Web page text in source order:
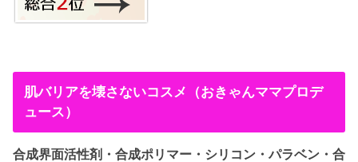
肌バリアを壊さないコスメ（おきゃんママプロデ
ュース）
合成界面活性剤・合成ポリマー・シリコン・パラベン・合